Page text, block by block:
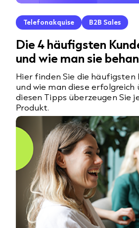
Telefonakquise B2B Sales
Die 4 häufigsten
und wie man sie
Hier finden Sie die häufigsten
und wie man diese
diesen Tipps überzeugen Sie
Produkt.